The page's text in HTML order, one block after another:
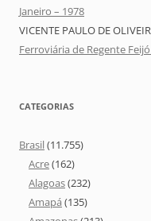
Janeiro – 1978
VICENTE PAULO DE
Ferroviária de Regente
CATEGORIAS
Brasil(11.755)
Acre(162)
Alagoas(232)
Amapá (135)